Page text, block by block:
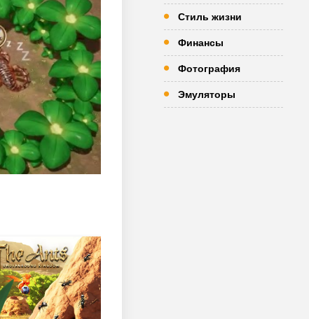
Стиль жизни
Финансы
Фотография
Эмуляторы